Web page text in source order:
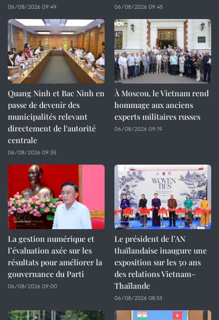
06/08/2026 09:49 06/08/2026 09:45
Quang Ninh et Bac Ninh en
passe de devenir des
municipalités relevant
directement de l'autorité
centrale
06/08/2026 09:35
À Moscou, le Vietnam rend
hommage aux anciens
experts militaires russes
06/08/2026 09:19
La gestion numérique et
l’évaluation axée sur les
résultats pour améliorer la
gouvernance du Parti
06/08/2026 09:00
Le président de l’AN
thaïlandaise inaugure une
exposition sur les 50 ans
des relations Vietnam–
Thaïlande
06/08/2026 08:53